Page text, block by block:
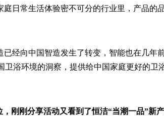
日常生活体验密不可分的行业里，产品的
经向中国智造发生了转变，智能也在几年
浴环境的洞察，提供给中国家庭更好的卫
刚刚分享活动又看到了恒洁“当潮一品”新